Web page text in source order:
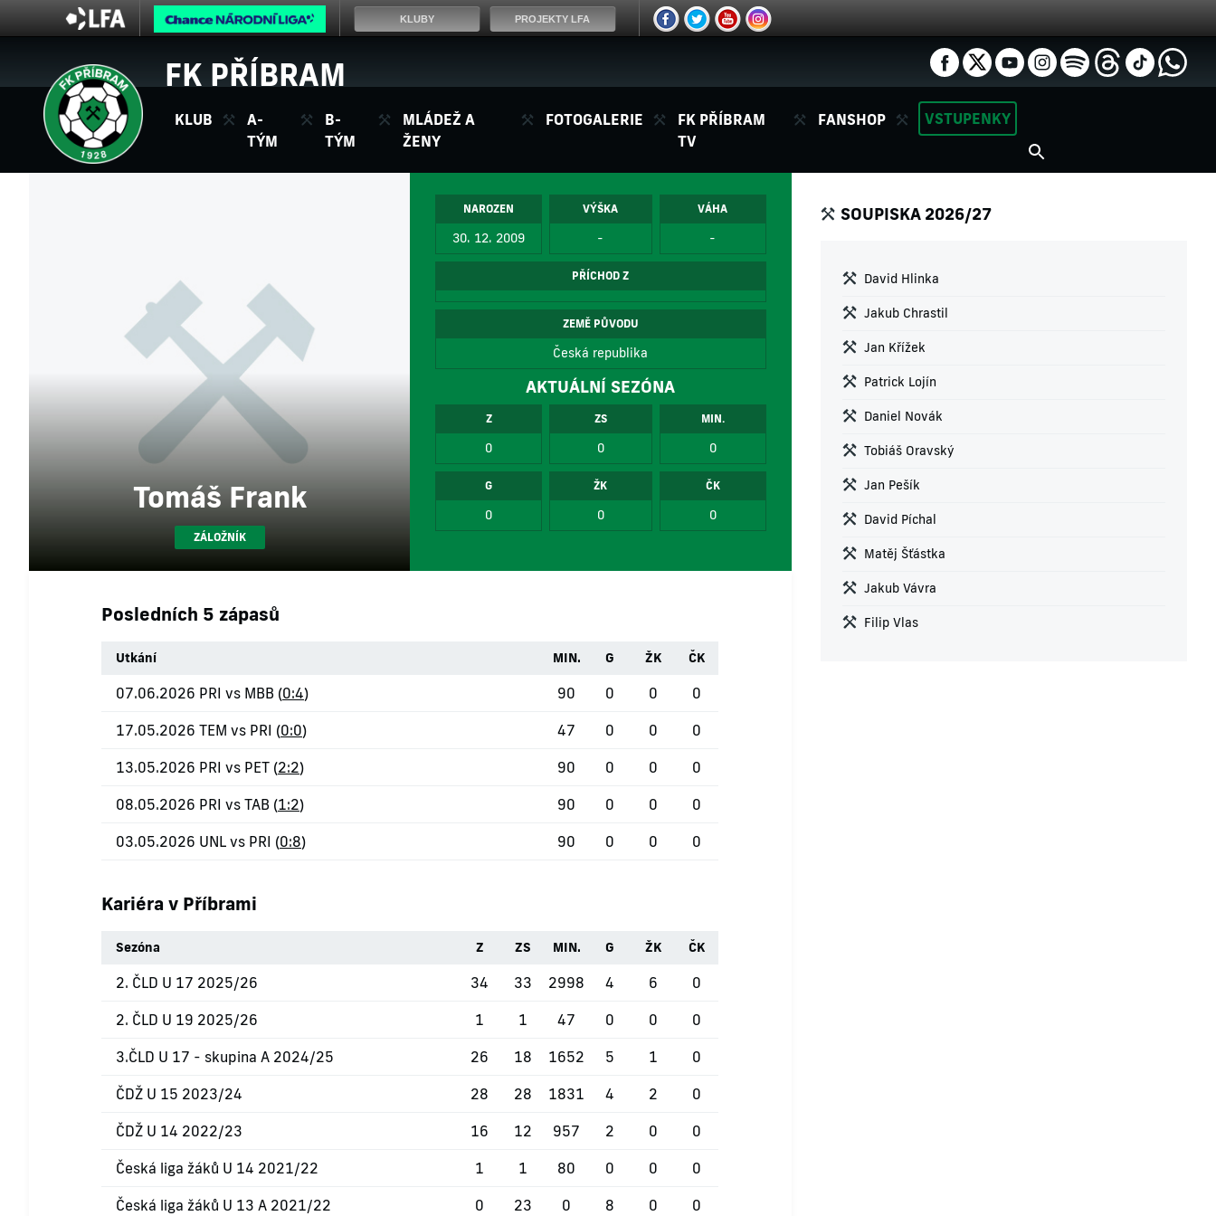
FK PŘÍBRAM
KLUB
A-
TÝM
B-
TÝM
MLÁDEŽ A
ŽENY
FOTOGALERIE
FK PŘÍBRAM
TV
FANSHOP VSTUPENKY
Tomáš Frank
ZÁLOŽNÍK
NAROZEN
30. 12. 2009
VÝŠKA
-
VÁHA
-
PŘÍCHOD Z
ZEMĚ PŮVODU
Česká republika
AKTUÁLNÍ SEZÓNA
Z
0
ZS
0
MIN.
0
G
0
ŽK
0
ČK
0
Posledních 5 zápasů
Utkání MIN. G ŽK ČK
07.06.2026 PRI vs MBB (0:4) 90 0 0 0
17.05.2026 TEM vs PRI (0:0) 47 0 0 0
13.05.2026 PRI vs PET (2:2) 90 0 0 0
08.05.2026 PRI vs TAB (1:2) 90 0 0 0
03.05.2026 UNL vs PRI (0:8) 90 0 0 0
Kariéra v Příbrami
Sezóna Z ZS MIN. G ŽK ČK
2. ČLD U 17 2025/26 34 33 2998 4 6 0
2. ČLD U 19 2025/26 1 1 47 0 0 0
3.ČLD U 17 - skupina A 2024/25 26 18 1652 5 1 0
ČDŽ U 15 2023/24 28 28 1831 4 2 0
ČDŽ U 14 2022/23 16 12 957 2 0 0
Česká liga žáků U 14 2021/22 1 1 80 0 0 0
Česká liga žáků U 13 A 2021/22 0 23 0 8 0 0
SOUPISKA 2026/27
David Hlinka
Jakub Chrastil
Jan Křížek
Patrick Lojín
Daniel Novák
Tobiáš Oravský
Jan Pešík
David Píchal
Matěj Šťástka
Jakub Vávra
Filip Vlas
KLUBY PROJEKTY LFA